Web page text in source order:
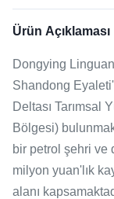
Ürün Açıklaması
Dongying
Shandong
Deltası Tarımsal
Bölgesi)
bir petrol şehri ve
milyon yuan'lık
alanı